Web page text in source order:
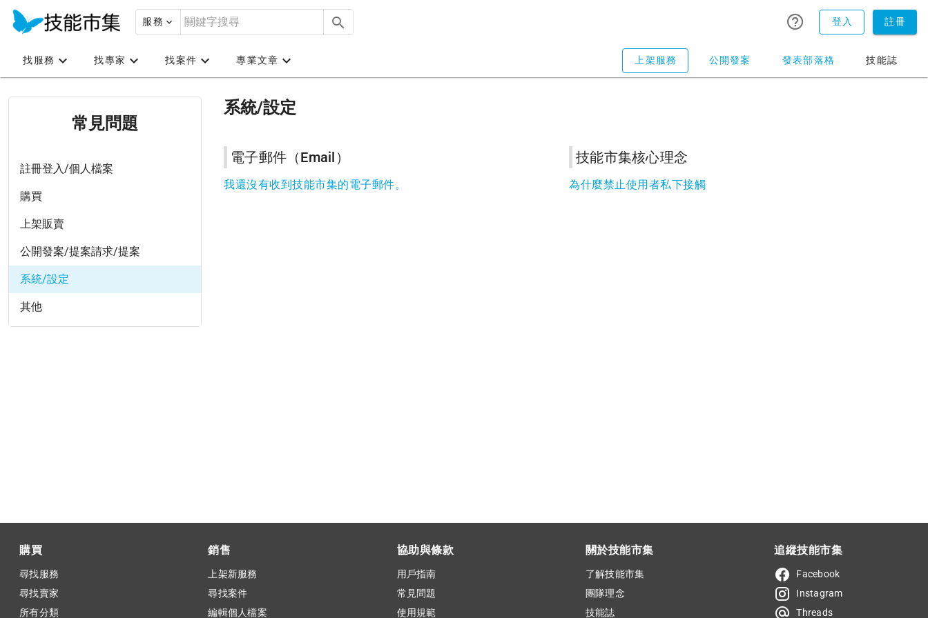
服務 登入 註冊
找服務 找專家 找案件 專業文章 上架服務 公開發案 發表部落格 技能誌
常見問題
註冊登入/個人檔案
購買
上架販賣
公開發案/提案請求/提案
系統/設定
其他
系統/設定
電子郵件（Email）
我還沒有收到技能市集的電子郵件。
技能市集核心理念
為什麼禁止使用者私下接觸
購買
尋找服務
尋找賣家
所有分類
銷售
上架新服務
尋找案件
編輯個人檔案
協助與條款
用戶指南
常見問題
使用規範
關於技能市集
了解技能市集
團隊理念
技能誌
追縱技能市集
Facebook
Instagram
Threads